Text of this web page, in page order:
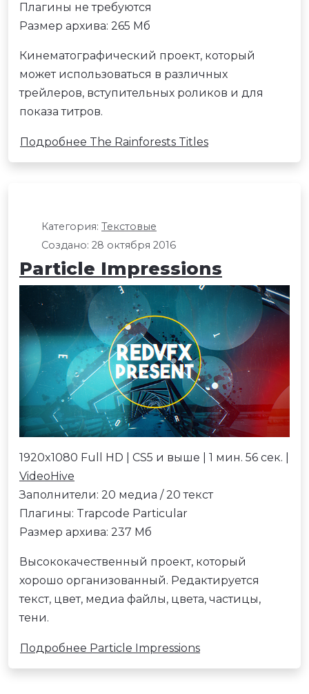
Плагины не требуются
Размер архива: 265 Мб
Кинематографический проект, который
может использоваться в различных
трейлеров, вступительных роликов и для
показа титров.
Подробнее The Rainforests Titles
Категория: Текстовые
Создано: 28 октября 2016
Particle Impressions
1920x1080 Full HD | CS5 и выше | 1 мин. 56 сек. |
VideoHive
Заполнители: 20 медиа / 20 текст
Плагины: Trapcode Particular
Размер архива: 237 Мб
Высококачественный проект, который
хорошо организованный. Редактируется
текст, цвет, медиа файлы, цвета, частицы,
тени.
Подробнее Particle Impressions